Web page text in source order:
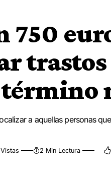
trastos
a aquellas personas
2 Min Lectura